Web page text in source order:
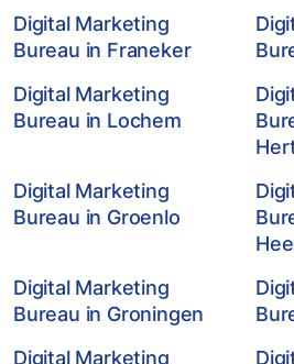
Digital Marketing
Bureau in Franeker
Digital Marketing
Bureau in Lochem
Digital Marketing
Bureau in Groenlo
Digital Marketing
Bureau in Groningen
Digital Marketing